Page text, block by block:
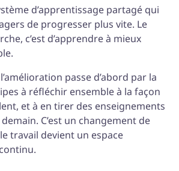
d’apprentissage partagé qui
de progresser plus vite. Le
c’est d’apprendre à mieux
passe d’abord par la
à réfléchir ensemble à la façon
et à en tirer des enseignements
C’est un changement de
travail devient un espace